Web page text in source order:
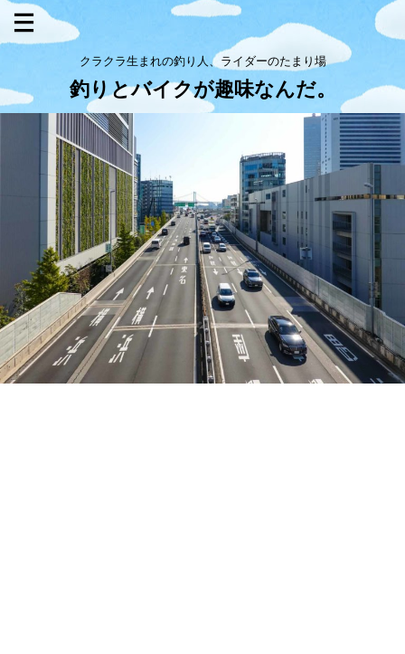
クラクラ生まれの釣り人、ライダーのたまり場
釣りとバイクが趣味なんだ。